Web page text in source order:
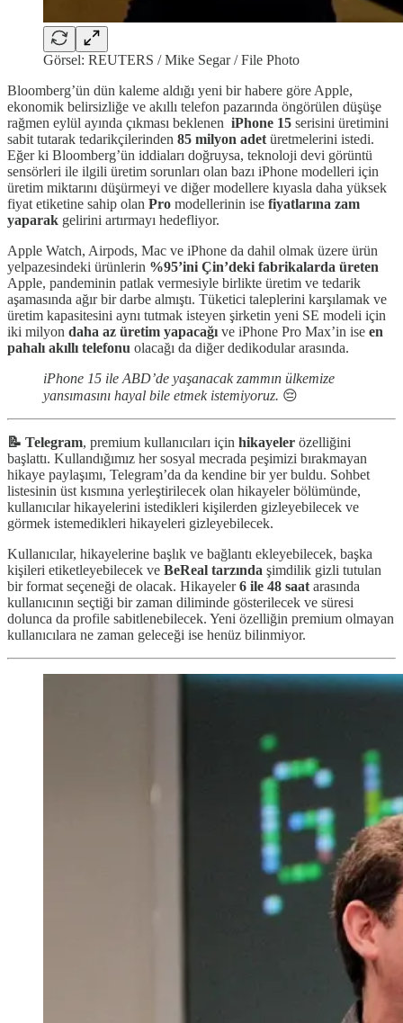
Görsel: REUTERS / Mike Segar / File Photo
Bloomberg’ün dün kaleme aldığı yeni bir habere göre Apple,
ekonomik belirsizliğe ve akıllı telefon pazarında öngörülen düşüşe
rağmen eylül ayında çıkması beklenen iPhone 15 serisini üretimini
sabit tutarak tedarikçilerinden 85 milyon adet üretmelerini istedi.
Eğer ki Bloomberg’ün iddiaları doğruysa, teknoloji devi görüntü
sensörleri ile ilgili üretim sorunları olan bazı iPhone modelleri için
üretim miktarını düşürmeyi ve diğer modellere kıyasla daha yüksek
fiyat etiketine sahip olan Pro modellerinin ise fiyatlarına zam
yaparak gelirini artırmayı hedefliyor.
Apple Watch, Airpods, Mac ve iPhone da dahil olmak üzere ürün
yelpazesindeki ürünlerin %95’ini Çin’deki fabrikalarda üreten
Apple, pandeminin patlak vermesiyle birlikte üretim ve tedarik
aşamasında ağır bir darbe almıştı. Tüketici taleplerini karşılamak ve
üretim kapasitesini aynı tutmak isteyen şirketin yeni SE modeli için
iki milyon daha az üretim yapacağı ve iPhone Pro Max’in ise en
pahalı akıllı telefonu olacağı da diğer dedikodular arasında.
iPhone 15 ile ABD’de yaşanacak zammın ülkemize
yansımasını hayal bile etmek istemiyoruz. 😔
📝 Telegram, premium kullanıcıları için hikayeler özelliğini
başlattı. Kullandığımız her sosyal mecrada peşimizi bırakmayan
hikaye paylaşımı, Telegram’da da kendine bir yer buldu. Sohbet
listesinin üst kısmına yerleştirilecek olan hikayeler bölümünde,
kullanıcılar hikayelerini istedikleri kişilerden gizleyebilecek ve
görmek istemedikleri hikayeleri gizleyebilecek.
Kullanıcılar, hikayelerine başlık ve bağlantı ekleyebilecek, başka
kişileri etiketleyebilecek ve BeReal tarzında şimdilik gizli tutulan
bir format seçeneği de olacak. Hikayeler6 ile 48 saat arasında
kullanıcının seçtiği bir zaman diliminde gösterilecek ve süresi
dolunca da profile sabitlenebilecek. Yeni özelliğin premium olmayan
kullanıcılara ne zaman geleceği ise henüz bilinmiyor.